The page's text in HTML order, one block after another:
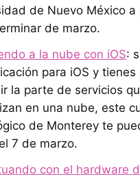
de Nuevo México
de marzo.
a la nube con iOS:
para iOS y
la parte de servicios
en una nube, este
de Monterey te
7 de marzo.
con el hardware